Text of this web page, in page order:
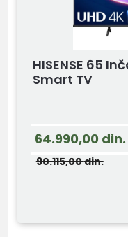
HISENSE 65
Smart TV
64.990,00 din.
90.115,00din.